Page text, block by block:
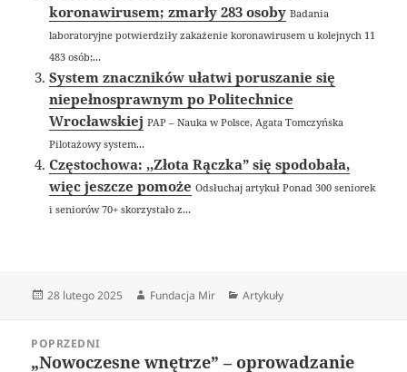
koronawirusem; zmarły 283 osoby Badania
laboratoryjne potwierdziły zakażenie koronawirusem u kolejnych 11
483 osób;...
System znaczników ułatwi poruszanie się
niepełnosprawnym po Politechnice
Wrocławskiej PAP – Nauka w Polsce, Agata Tomczyńska
Pilotażowy system...
Częstochowa: ,,Złota Rączka” się spodobała,
więc jeszcze pomoże Odsłuchaj artykuł Ponad 300 seniorek
i seniorów 70+ skorzystało z...
Data
28 lutego 2025 Autor
Fundacja Mir Kategorie
Artykuły
wpisuPOPRZEDNI
Poprzedni
„Nowoczesne wnętrze” – oprowadzanie